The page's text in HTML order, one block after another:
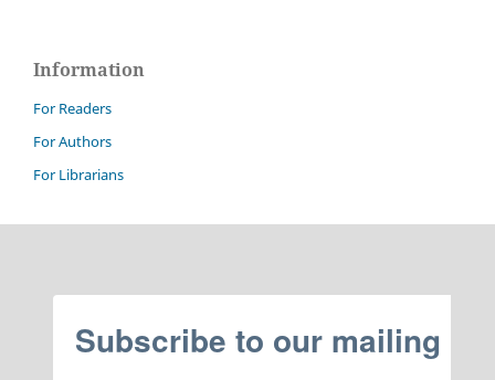
Information
For Readers
For Authors
For Librarians